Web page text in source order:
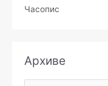
Часопис
Архиве